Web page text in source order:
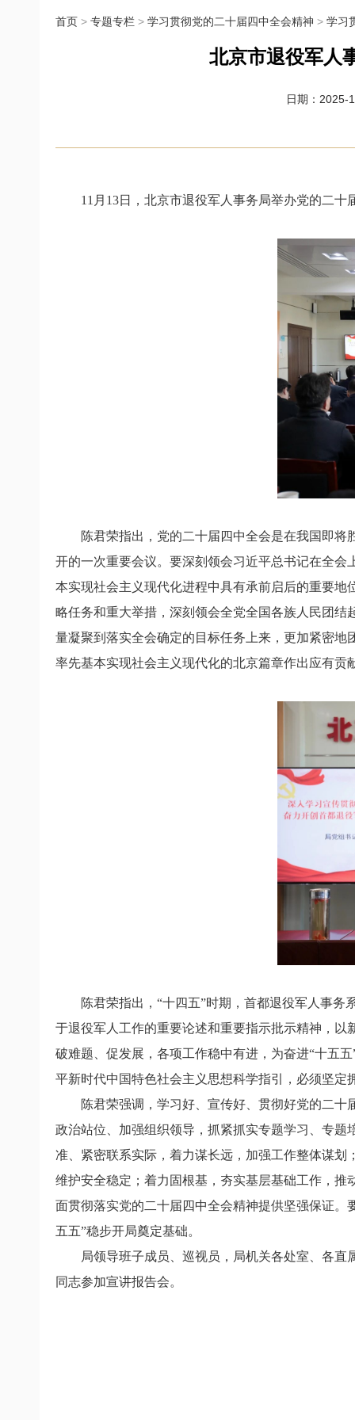
首页 > 专题专栏 > 学习贯彻党的二十届四中全会精神 > 学习
北京市退役军人
日期：2025-
11月13日，北京市退役军人事务局举办党的二
陈君荣指出，党的二十届四中全会是在我国即
开的一次重要会议。要深刻领会习近平总书记在全会
本实现社会主义现代化进程中具有承前启后的重要
略任务和重大举措，深刻领会全党全国各族人民团
量凝聚到落实全会确定的目标任务上来，更加紧密
率先基本实现社会主义现代化的北京篇章作出应有贡
陈君荣指出，“十四五”时期，首都退役军人事
于退役军人工作的重要论述和重要指示批示精神，以
破难题、促发展，各项工作稳中有进，为奋进“十五
平新时代中国特色社会主义思想科学指引，必须坚定
陈君荣强调，学习好、宣传好、贯彻好党的二
政治站位、加强组织领导，抓紧抓实专题学习、专
准、紧密联系实际，着力谋长远，加强工作整体谋划
维护安全稳定；着力固根基，夯实基层基础工作，
面贯彻落实党的二十届四中全会精神提供坚强保证。
五五”稳步开局奠定基础。
局领导班子成员、巡视员，局机关各处室、各
同志参加宣讲报告会。